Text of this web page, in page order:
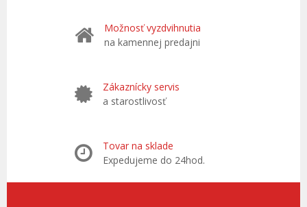
Možnosť vyzdvihnutia
na kamennej predajni
Zákaznícky servis
a starostlivosť
Tovar na sklade
Expedujeme do 24hod.